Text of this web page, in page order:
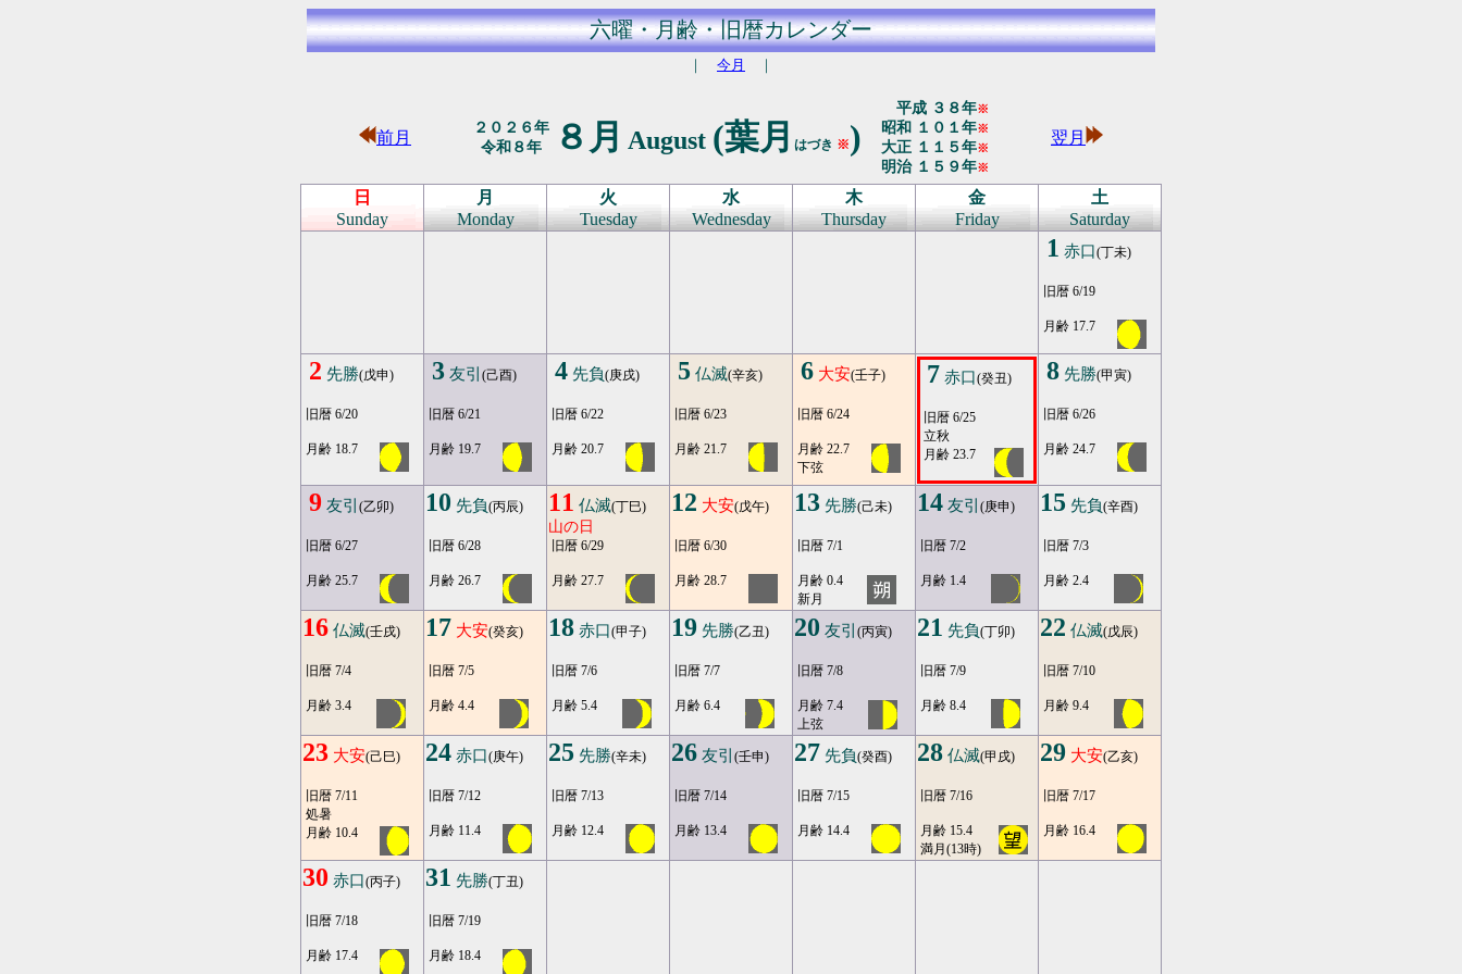
六曜・月齢・旧暦カレンダー
｜ 今月 ｜
前月
２０２６年
令和８年
８月 August (葉月 はづき ※)
平成 ３８年※
昭和 １０１年※
大正 １１５年※
明治 １５９年※
翌月
日
Sunday
月
Monday
火
Tuesday
水
Wednesday
木
Thursday
金
Friday
土
Saturday
1 赤口(丁未)
旧暦 6/19
月齢 17.7
2 先勝(戊申)
旧暦 6/20
月齢 18.7
3 友引 (己酉)
旧暦 6/21
月齢 19.7
4 先負(庚戌)
旧暦 6/22
月齢 20.7
5 仏滅(辛亥)
旧暦 6/23
月齢 21.7
6 大安(壬子)
旧暦 6/24
月齢 22.7
下弦
7 赤口(癸丑)
旧暦 6/25
立秋
月齢 23.7
8 先勝(甲寅)
旧暦 6/26
月齢 24.7
9 友引 (乙卯)
旧暦 6/27
月齢 25.7
10 先負(丙辰)
旧暦 6/28
月齢 26.7
11 仏滅(丁巳)
山の日
旧暦 6/29
月齢 27.7
12 大安(戊午)
旧暦 6/30
月齢 28.7
13 先勝(己未)
旧暦 7/1
月齢 0.4
新月
14 友引 (庚申)
旧暦 7/2
月齢 1.4
15 先負(辛酉)
旧暦 7/3
月齢 2.4
16 仏滅(壬戌)
旧暦 7/4
月齢 3.4
17 大安(癸亥)
旧暦 7/5
月齢 4.4
18 赤口(甲子)
旧暦 7/6
月齢 5.4
19 先勝(乙丑)
旧暦 7/7
月齢 6.4
20 友引 (丙寅)
旧暦 7/8
月齢 7.4
上弦
21 先負(丁卯)
旧暦 7/9
月齢 8.4
22 仏滅(戊辰)
旧暦 7/10
月齢 9.4
23 大安(己巳)
旧暦 7/11
処暑
月齢 10.4
24 赤口(庚午)
旧暦 7/12
月齢 11.4
25 先勝(辛未)
旧暦 7/13
月齢 12.4
26 友引 (壬申)
旧暦 7/14
月齢 13.4
27 先負(癸酉)
旧暦 7/15
月齢 14.4
28 仏滅(甲戌)
旧暦 7/16
月齢 15.4
満月(13時)
29 大安(乙亥)
旧暦 7/17
月齢 16.4
30 赤口(丙子)
旧暦 7/18
月齢 17.4
31 先勝(丁丑)
旧暦 7/19
月齢 18.4